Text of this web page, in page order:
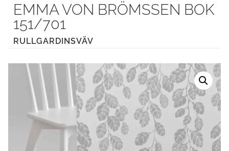
EMMA VON BRÖMSSEN BOK
151/701
RULLGARDINSVÄV